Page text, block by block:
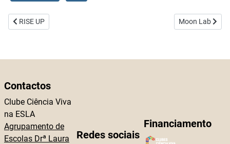
Artigo anterior: RISE UP
RISE UP Artigo
Moon Lab
Contactos
Clube Ciência Viva
na ESLA
Agrupamento de
Escolas Drª Laura
Redes sociais
Financiamento